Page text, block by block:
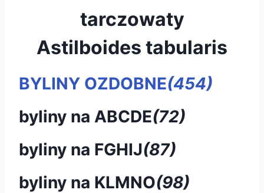
tarczowaty
Astilboides tabularis
BYLINY OZDOBNE(454)
byliny na ABCDE(72)
byliny na FGHIJ(87)
byliny na KLMNO(98)